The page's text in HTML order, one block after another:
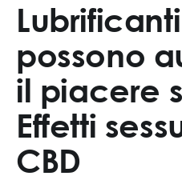
possono
il piacere
Effetti
CBD